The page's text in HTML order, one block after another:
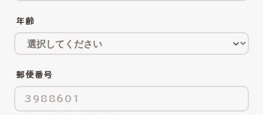
年齢
郵便番号